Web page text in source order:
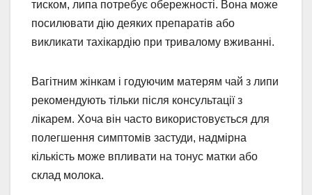
тиском, липа потребує обережності. Вона може
посилювати дію деяких препаратів або
викликати тахікардію при тривалому вживанні.
Вагітним жінкам і годуючим матерям чай з липи
рекомендують тільки після консультації з
лікарем. Хоча він часто використовується для
полегшення симптомів застуди, надмірна
кількість може впливати на тонус матки або
склад молока.